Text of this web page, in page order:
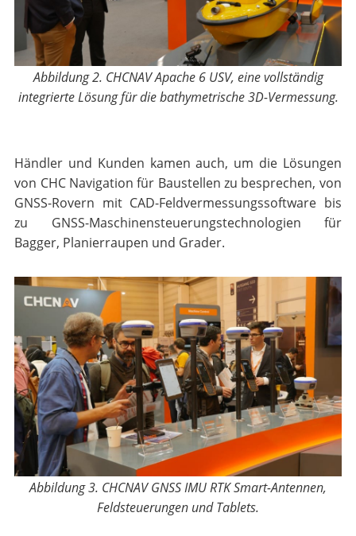
Abbildung 2. CHCNAVApache 6 USV, eine vollständig
integrierte Lösung für die bathymetrische 3D-Vermessung.
Händler und Kunden kamen auch, um die Lösungen
von CHC Navigation für Baustellen zu besprechen, von
GNSS-Rovern mit CAD-Feldvermessungssoftware bis
zu GNSS-Maschinensteuerungstechnologien für
Bagger, Planierraupen und Grader.
Abbildung 3. CHCNAV GNSS IMU RTK Smart-Antennen,
Feldsteuerungen und Tablets.